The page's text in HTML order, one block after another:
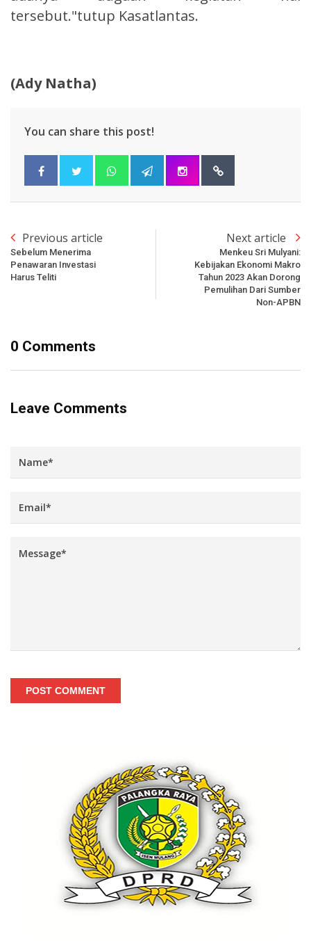
tersebut."tutup Kasatlantas.
(Ady Natha)
You can share this post!
Previous article
Sebelum Menerima
Penawaran Investasi
Harus Teliti
Next article
Menkeu Sri Mulyani:
Kebijakan Ekonomi Makro
Tahun 2023 Akan Dorong
Pemulihan Dari Sumber
Non-APBN
0 Comments
Leave Comments
POST COMMENT